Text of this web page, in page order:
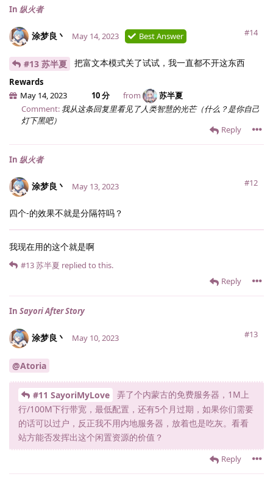
In 纵火者
涂梦良丶 #14
May 14, 2023 Best Answer
#13 苏半夏 把富文本模式关了试试，我一直都不开这东西
Rewards
May 14, 2023
10 分 from
苏半夏
Comment: 我从这条回复里看见了人类智慧的光芒（什么？是你自己
灯下黑吧）
Reply
In 纵火者
涂梦良丶 #12
May 13, 2023
四个-的效果不就是分隔符吗？
我现在用的这个就是啊
Reply
#13苏半夏 replied to this.
In Sayori After Story
涂梦良丶 #13
May 10, 2023
@Atoria
#11 SayoriMyLove
弄了个内蒙古的免费服务器，1M上
行/100M下行带宽，最低配置，还有5个月过期，如果你们需要
的话可以过户，反正我不用内地服务器，放着也是吃灰。看看
站方能否发挥出这个闲置资源的价值？
Reply